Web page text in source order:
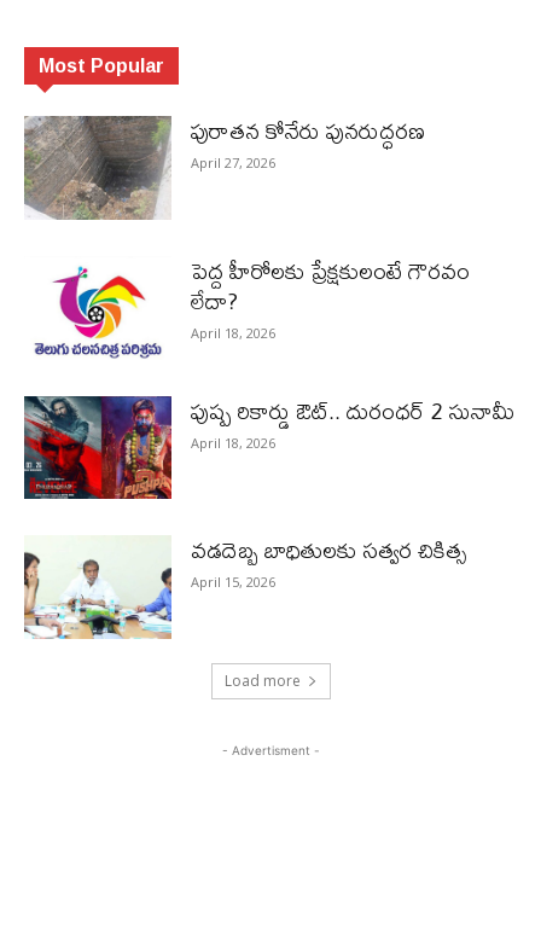
Most Popular
పురాత‌న కోనేరు పున‌రుద్ధ‌ర‌ణ
April 27, 2026
పెద్ద హీరోల‌కు ప్రేక్ష‌కులంటే గౌర‌వం
లేదా?
April 18, 2026
పుష్ప రికార్డు ఔట్‌.. దురంధ‌ర్ 2 సునామీ
April 18, 2026
వడదెబ్బ బాధితులకు సత్వర చికిత్స
April 15, 2026
Load more
- Advertisment -